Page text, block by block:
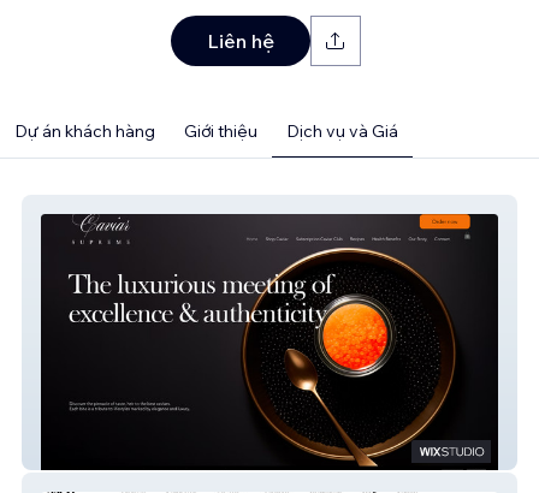
Liên hệ
Dự án khách hàng Giới thiệu Dịch vụ và Giá